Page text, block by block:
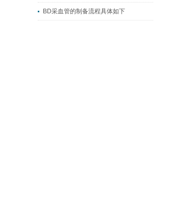
BD采血管的制备流程具体如下